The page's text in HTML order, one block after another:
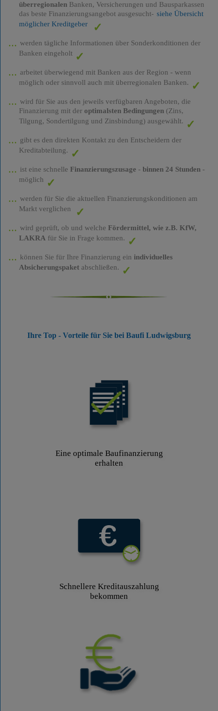
überregionalenBanken, Versicherungen und Bausparkassen
das beste Finanzierungsangebot ausgesucht- siehe Übersicht
möglicher Kreditgeber
werden tägliche Informationen über Sonderkonditionen der
Banken eingeholt
arbeitet überwiegend mit Banken aus der Region - wenn
möglich oder sinnvoll auch mit überregionalen Banken.
wird für Sie aus den jeweils verfügbaren Angeboten, die
Finanzierung mit der optimalsten Bedingungen(Zins,
Tilgung, Sondertilgung und Zinsbindung) ausgewählt.
gibt es den direkten Kontakt zu den Entscheidern der
Kreditabteilung.
ist eine schnelle Finanzierungszusage - binnen 24 Stunden-
möglich
werden für Sie die aktuellen Finanzierungskonditionen am
Markt verglichen
wird geprüft, ob und welche Fördermittel, wie z.B. KfW,
LAKRA für Sie in Frage kommen.
können Sie für Ihre Finanzierung ein individuelles
Absicherungspaketabschließen.
Ihre Top - Vorteile für Sie bei Baufi Ludwigsburg
Eine optimale Baufinanzierung
erhalten
Schnellere Kreditauszahlung
bekommen